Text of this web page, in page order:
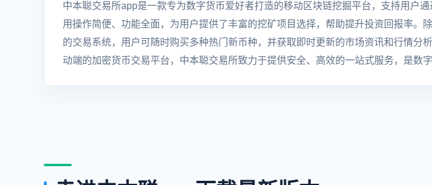
中本聪交易所app是一款专为数字货币爱好者打造的移动区块链挖掘平台，支持用户
用操作简便、功能全面，为用户提供了丰富的挖矿项目选择，帮助提升投资回报率。
的交易系统，用户可随时购买多种热门新币种，并获取即时更新的市场资讯和行情分
动端的加密货币交易平台，中本聪交易所致力于提供安全、高效的一站式服务，是数